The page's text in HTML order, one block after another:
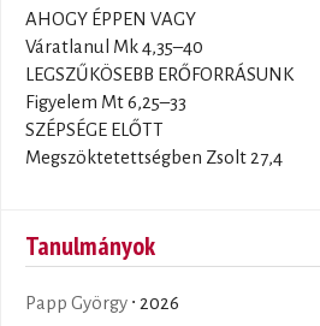
AHOGY ÉPPEN VAGY
Váratlanul Mk 4,35–40
LEGSZŰKÖSEBB ERŐFORRÁSUNK
Figyelem Mt 6,25–33
SZÉPSÉGE ELŐTT
Megszöktetettségben Zsolt 27,4
Tanulmányok
Papp György ∙ 2026